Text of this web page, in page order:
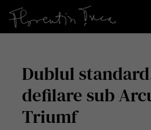
Dublul
defilare sub
Triumf